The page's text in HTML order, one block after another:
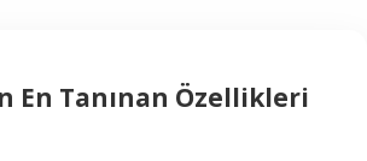
En Tanınan Özellikleri